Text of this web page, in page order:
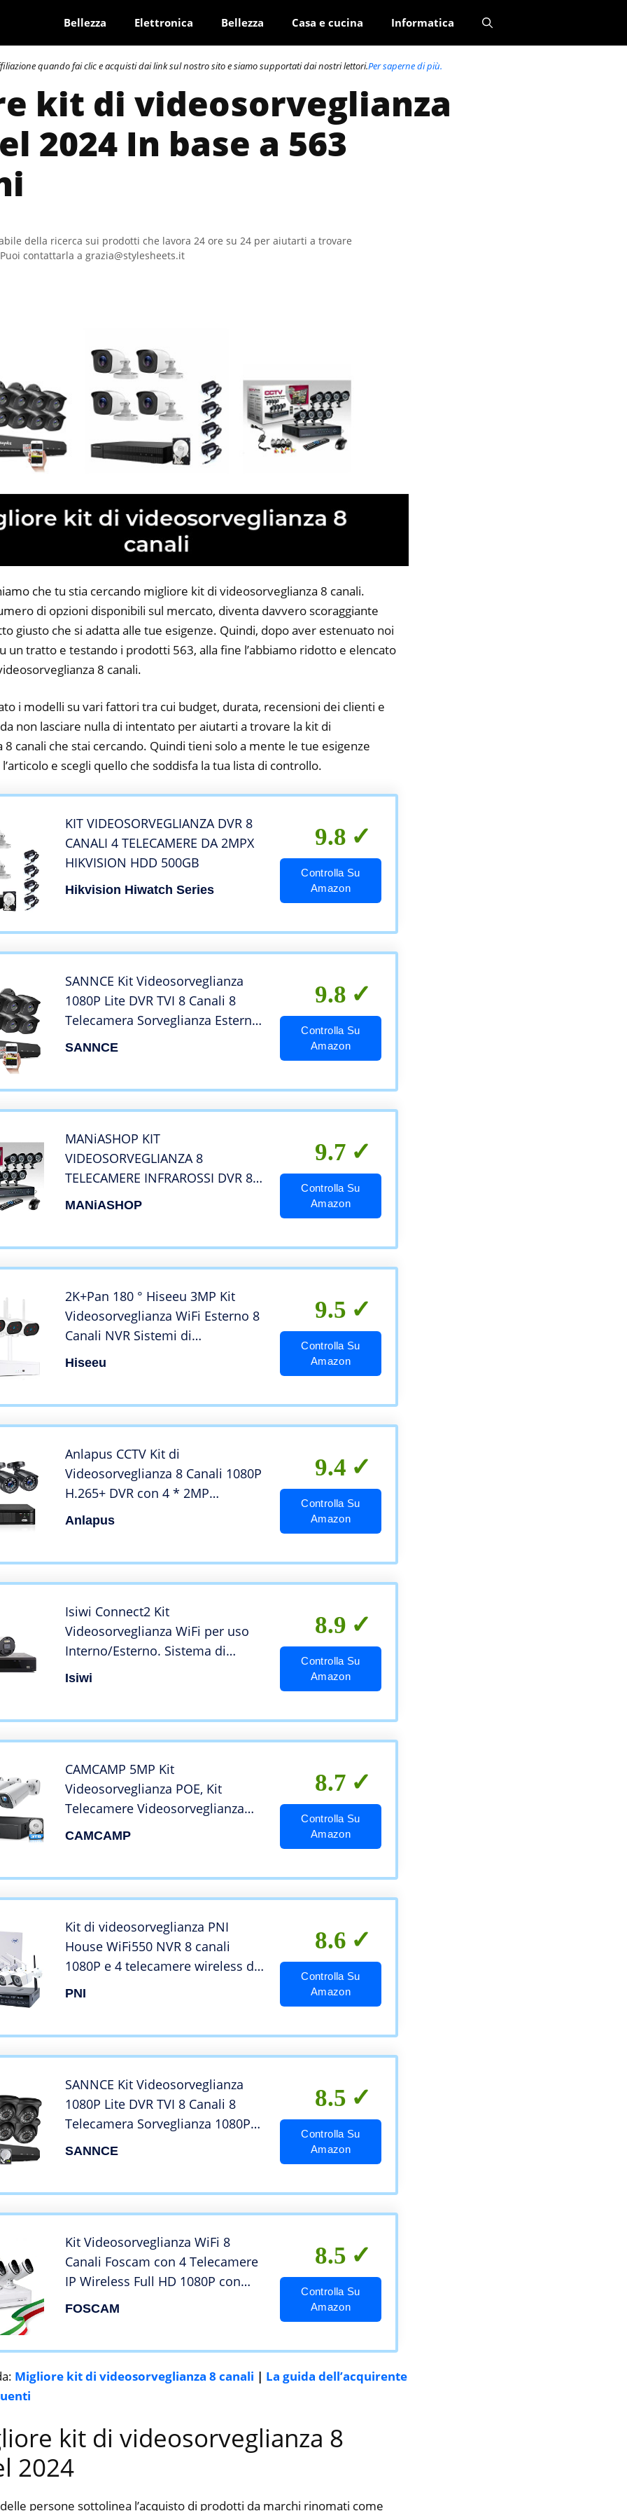
Bellezza Elettronica Bellezza Casa e cucina Informatica
quando fai clic e acquisti dai link sul nostro sito e siamo supportati dai nostri lettori.Per saperne di più.
kit di videosorveglianza
2024 In base a 563
della ricerca sui prodotti che lavora 24 ore su 24 per aiutarti a trovare
contattarla a grazia@stylesheets.it
che tu stia cercando migliore kit di videosorveglianza 8 canali.
di opzioni disponibili sul mercato, diventa davvero scoraggiante
giusto che si adatta alle tue esigenze. Quindi, dopo aver estenuato noi
un tratto e testando i prodotti 563, alla fine l’abbiamo ridotto e elencato
8 canali.
i modelli su vari fattori tra cui budget, durata, recensioni dei clienti e
non lasciare nulla di intentato per aiutarti a trovare la kit di
canali che stai cercando. Quindi tieni solo a mente le tue esigenze
e scegli quello che soddisfa la tua lista di controllo.
KIT VIDEOSORVEGLIANZA DVR 8
CANALI 4 TELECAMERE DA 2MPX
HIKVISION HDD 500GB
Hikvision Hiwatch Series
9.8
Controlla Su
Amazon
SANNCE Kit Videosorveglianza
1080P Lite DVR TVI 8 Canali 8
Telecamera Sorveglianza Esterno
720P Kit di Sorveglianza H.264
SANNCE
9.8
Controlla Su
Amazon
MANiASHOP KIT
VIDEOSORVEGLIANZA 8
TELECAMERE INFRAROSSI DVR 8
CANALI ALIMENTATORE CAVI
MANiASHOP
9.7
Controlla Su
Amazon
2K+Pan 180 ° Hiseeu 3MP Kit
Videosorveglianza WiFi Esterno 8
Canali NVR Sistemi di
Sorveglianza con 1TB HDD e 4
Hiseeu
9.5
Controlla Su
Amazon
Anlapus CCTV Kit di
Videosorveglianza 8 Canali 1080P
H.265+ DVR con 4 * 2MP
Telecamera Esterno, Backup USB,
Allarme Email, Sistema di
Anlapus
9.4
Controlla Su
Amazon
Isiwi Connect2 Kit
Videosorveglianza WiFi per uso
Interno/Esterno. Sistema di
sicurezza NVR 8 Canali e 2
Isiwi
8.9
Controlla Su
Amazon
CAMCAMP 5MP Kit
Videosorveglianza POE, Kit
Telecamere Videosorveglianza
POE con 8 Canali NVR 4X 5MP
CAMCAMP
8.7
Controlla Su
Amazon
Kit di videosorveglianza PNI
House WiFi550 NVR 8 canali
1080P e 4 telecamere wireless da
esterno 720P, P2P, IP66
PNI
8.6
Controlla Su
Amazon
SANNCE Kit Videosorveglianza
1080P Lite DVR TVI 8 Canali 8
Telecamera Sorveglianza 1080P
Kit di Sorveglianza H.264 P2P
SANNCE
8.5
Controlla Su
Amazon
Kit Videosorveglianza WiFi 8
Canali Foscam con 4 Telecamere
IP Wireless Full HD 1080P con
sistema Mesh [Hard Disk escluso]
FOSCAM
8.5
Controlla Su
Amazon
Migliore kit di videosorveglianza 8 canali | La guida dell’acquirente
kit di videosorveglianza 8
2024
persone sottolinea l’acquisto di prodotti da marchi rinomati come